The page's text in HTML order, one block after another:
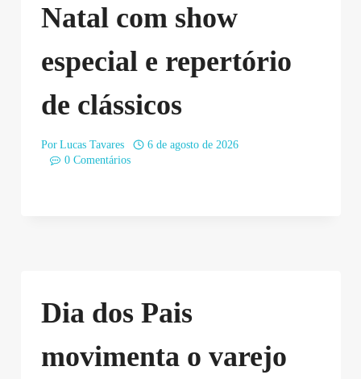
Natal com show
especial e repertório
de clássicos
Por Lucas Tavares
6 de agosto de 2026
0 Comentários
Dia dos Pais
movimenta o varejo